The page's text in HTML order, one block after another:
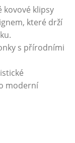
kovové klipsy
které drží
s přírodními
moderní